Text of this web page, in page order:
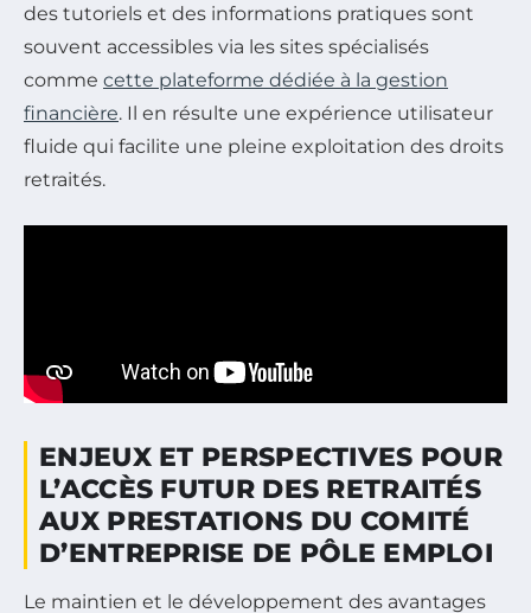
des tutoriels et des informations pratiques sont
souvent accessibles via les sites spécialisés
comme cette plateforme dédiée à la gestion
financière. Il en résulte une expérience utilisateur
fluide qui facilite une pleine exploitation des droits
retraités.
ENJEUX ET PERSPECTIVES POUR
L’ACCÈS FUTUR DES RETRAITÉS
AUX PRESTATIONS DU COMITÉ
D’ENTREPRISE DE PÔLE EMPLOI
Le maintien et le développement des avantages